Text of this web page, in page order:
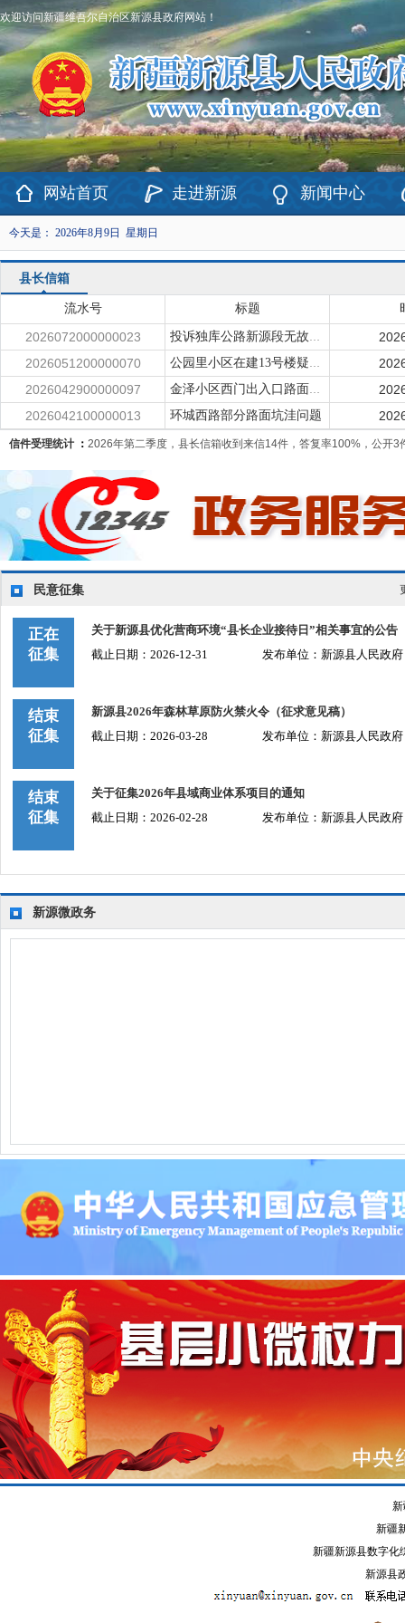
欢迎访问新疆维吾尔自治区新源县政府网站！
网站首页 走进新源 新闻中心
今天是： 2026年8月9日 星期日
县长信箱
流水号 标题
2026072000000023 投诉独库公路新源段无故罚款
2026051200000070
公园里小区在建13号楼疑似存在施工质量问题
2026042900000097
金泽小区西门出入口路面坑洼
2026042100000013
环城西路部分路面坑洼问题
信件受理统计 ： 2026年第二季度，县长信箱收到来信14件，答复率100%，公开3
民意征集
正在
征集
关于新源县优化营商环境“县长企业接待日”相关事宜的公告
截止日期：2026-12-31
发布单位：新源县人民政府
结束
征集
新源县2026年森林草原防火禁火令（征求意见稿）
截止日期：2026-03-28
发布单位：新源县人民政府
结束
征集
关于征集2026年县域商业体系项目的通知
截止日期：2026-02-28
发布单位：新源县人民政府
新源微政务
新疆
新疆新源县数字化
新源县